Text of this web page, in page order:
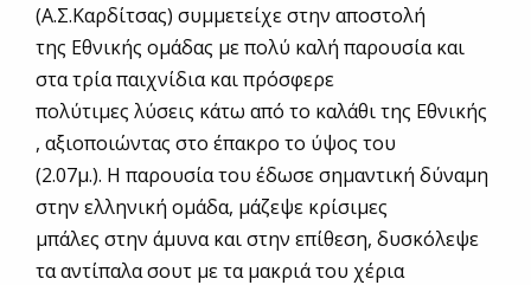
(Α.Σ.Καρδίτσας) συμμετείχε στην αποστολή
της Εθνικής ομάδας με πολύ καλή παρουσία και
στα τρία παιχνίδια και πρόσφερε
πολύτιμες λύσεις κάτω από το καλάθι της Εθνικής
, αξιοποιώντας στο έπακρο το ύψος του
(2.07μ.). Η παρουσία του έδωσε σημαντική δύναμη
στην ελληνική ομάδα, μάζεψε κρίσιμες
μπάλες στην άμυνα και στην επίθεση, δυσκόλεψε
τα αντίπαλα σουτ με τα μακριά του χέρια